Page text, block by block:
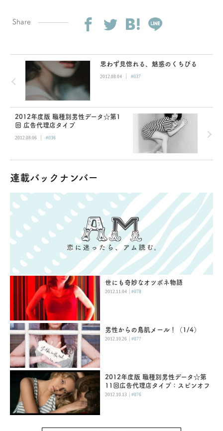
Share
思わず見惚れる、魅惑のくちびる
2012.08.04 | #037
2012年度版 職種別男性データ☆第1
回 広告代理店タイプ
2012.08.06 | #036
連載バックナンバー
世にも奇妙なオツボネ物語
2012.11.04 |#078
男性からの鳥肌メール！（1/4）
2012.10.26 |#077
2012年度版 職種別男性データ☆第
11回広告代理店タイプ：スピンオフ
2012.10.13 |#076